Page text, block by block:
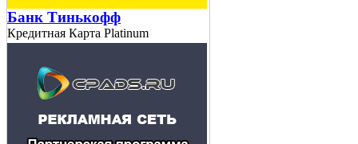
Банк Тинькофф
Кредитная Карта Platinum